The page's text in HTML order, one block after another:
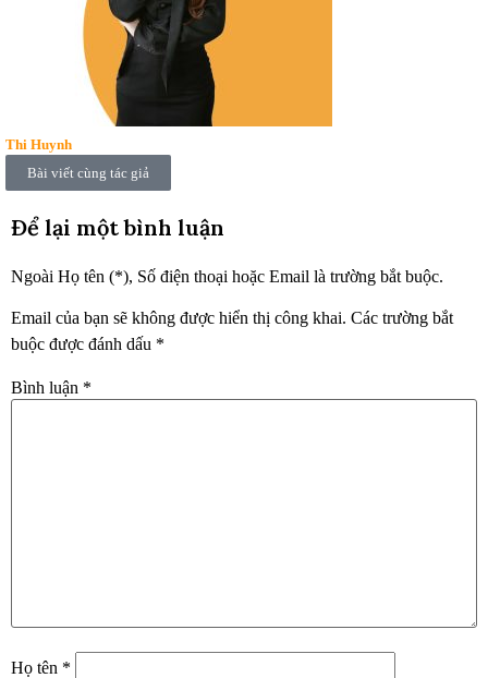
Thi Huynh
Bài viết cùng tác giả
Để lại một bình luận
Ngoài Họ tên (*), Số điện thoại hoặc Email là trường bắt buộc.
Email của bạn sẽ không được hiển thị công khai. Các trường bắt
buộc được đánh dấu *
Bình luận *
Họ tên *